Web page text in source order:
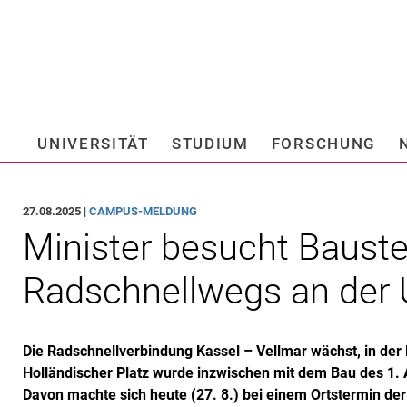
Springe direkt zu:
UNIVERSITÄT STUDIUM FORSCHUNG
27.08.2025 |CAMPUS-MELDUNG
Minister besucht
Radschnellwegs an der
Die Radschnellverbindung Kassel – Vellmar wächst, in
Holländischer Platz wurde inzwischen mit dem Bau des
Davon machte sich heute (27. 8.) bei einem Ortstermin